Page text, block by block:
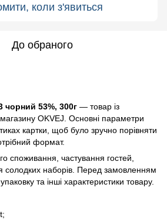
коли з'явиться
До обраного
53%, 300г — товар із
OKVEJ. Основні параметри
картки, щоб було зручно порівняти
формат.
споживання, частування гостей,
наборів. Перед замовленням
та інші характеристики товару.